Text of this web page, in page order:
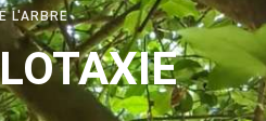
L'ARBRE